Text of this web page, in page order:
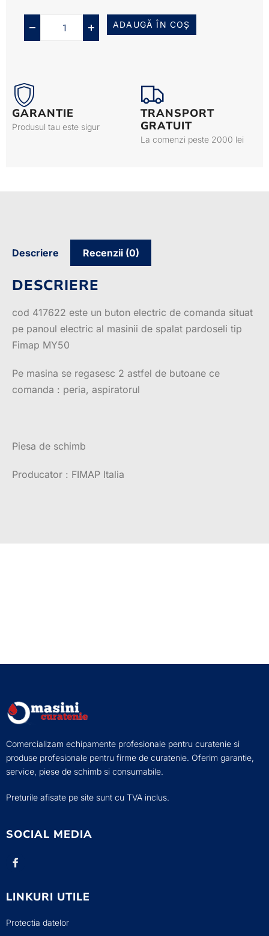
ADAUGĂ ÎN COȘ
GARANTIE
Produsul tau este sigur
TRANSPORT
GRATUIT
La comenzi peste 2000 lei
Descriere Recenzii (0)
DESCRIERE
cod 417622 este un buton electric de comanda situat
pe panoul electric al masinii de spalat pardoseli tip
Fimap MY50
Pe masina se regasesc 2 astfel de butoane ce
comanda : peria, aspiratorul
Piesa de schimb
Producator : FIMAP Italia
Comercializam echipamente profesionale pentru curatenie si
produse profesionale pentru firme de curatenie. Oferim garantie,
service, piese de schimb si consumabile.
Preturile afisate pe site sunt cu TVA inclus.
SOCIAL MEDIA
LINKURI UTILE
Protectia datelor